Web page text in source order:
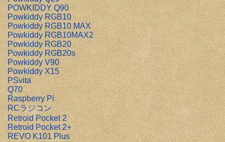
POWKIDDY Q90
Powkiddy RGB10
Powkiddy RGB10 MAX
Powkiddy RGB10MAX2
Powkiddy RGB20
Powkiddy RGB20s
Powkiddy V90
Powkiddy X15
PSvita
Q70
Raspberry Pi
RCラジコン
Retroid Pocket 2
Retroid Pocket 2+
REVO K101 Plus